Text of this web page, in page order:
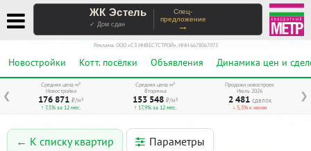
ЖК Эстель
✓ Дом сдан
Спец-
предложение
→
Реклама. ООО «СЗ ИНВЕСТСТРОЙ», ИНН 6678067973
Новостройки Котт. посёлки Объявления Динамика цен и
❮ ❯
Средняя цена м²
Новостройки
176 871 ₽/м²
↑ 7,5% за 12 мес.
Средняя цена м²
Вторичка
153 548 ₽/м²
↑ 17,9% за 12 мес.
Продажи новостроек
Июль 2026
2 481 сделок
↓ 5,3% к июню
← К списку квартир Параметры